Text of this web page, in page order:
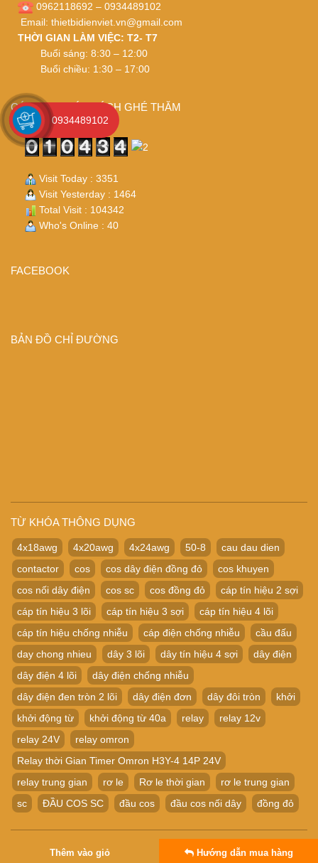
Thêm vào giỏ Hướng dẫn mua hàng
0962118692 – 0934489102
Email: thietbidienviet.vn@gmail.com
THỜI GIAN LÀM VIỆC: T2- T7
Buổi sáng: 8:30 – 12:00
Buổi chiều: 1:30 – 17:00
CÁM ƠN QUÝ KHÁCH GHÉ THĂM
Visit Today : 3351
Visit Yesterday : 1464
Total Visit : 104342
Who's Online : 40
FACEBOOK
BẢN ĐỒ CHỈ ĐƯỜNG
TỪ KHÓA THÔNG DỤNG
4x18awg 4x20awg 4x24awg 50-8
cau dau dien
contactor
cos cos dây điện đồng đỏ
cos khuyen
cos nối dây điện
cos sc cos đồng đỏ
cáp tín hiệu 2 sợi
cáp tín hiệu 3 lõi
cáp tín hiệu 3 sợi
cáp tín hiệu 4 lõi
cáp tín hiệu chống nhiễu
cáp điện chống nhiễu
cầu đấu
day chong nhieu
dây 3 lõi dây tín hiệu 4 sợi
dây điện
dây điện 4 lõi
dây điện chống nhiễu
dây điện đen tròn 2 lõi
dây điện đơn dây đôi tròn
khởi
khởi động từ
khởi động từ 40a relay
relay 12v
relay 24V
relay omron
Relay thời Gian Timer Omron H3Y-4 14P 24V
relay trung gian
rơ le Rơ le thời gian
rơ le trung gian
sc
ĐẦU COS SC đầu cos đầu cos nối dây đồng đỏ
Copyright © 2010 Website Thuộc Về Linh Kiện CNC
0934489102